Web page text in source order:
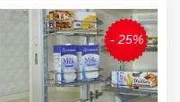
- 25%